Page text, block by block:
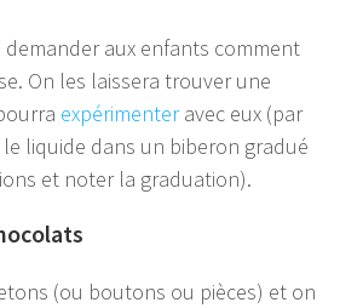
aux enfants comment
On les laissera trouver une
expérimenteravec eux (par
liquide dans un biberon gradué
et noter la graduation).
(ou boutons ou pièces) et on